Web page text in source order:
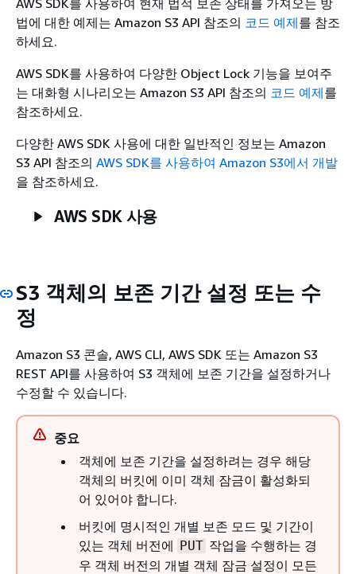
법에 대한 예제는 Amazon S3 API 참조의 코드 예제를 참조
하세요.
AWS SDK를 사용하여 다양한 Object Lock 기능을 보여주
는 대화형 시나리오는 Amazon S3 API 참조의 코드 예제를
참조하세요.
다양한 AWS SDK 사용에 대한 일반적인 정보는 Amazon
S3 API 참조의 AWS SDK를 사용하여 Amazon S3에서 개발
을 참조하세요.
AWS SDK 사용
S3 객체의 보존 기간 설정 또는 수
정
Amazon S3 콘솔, AWS CLI, AWS SDK 또는 Amazon S3
REST API를 사용하여 S3 객체에 보존 기간을 설정하거나
수정할 수 있습니다.
중요
객체에 보존 기간을 설정하려는 경우 해당
객체의 버킷에 이미 객체 잠금이 활성화되
어 있어야 합니다.
버킷에 명시적인 개별 보존 모드 및 기간이
있는 객체 버전에 PUT 작업을 수행하는 경
우 객체 버전의 개별 객체 잠금 설정이 모든